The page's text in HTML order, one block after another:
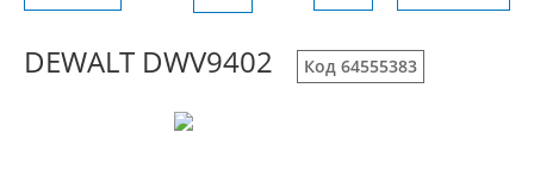
DEWALT DWV9402 Код 64555383